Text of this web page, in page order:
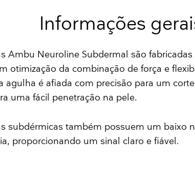
Informações
Ambu Neuroline Subdermal são
otimização da combinação de força e
agulha é afiada com precisão para um
uma fácil penetração na pele.
subdérmicas também possuem um baixo
proporcionando um sinal claro e fiável.